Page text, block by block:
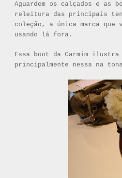
Aguardem os calçados e as
releitura das principais
coleção, a única marca que
usando lá fora.
Essa boot da Carmim
principalmente nessa na